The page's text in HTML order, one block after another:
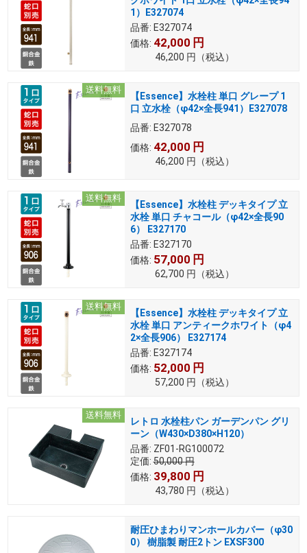
1）E327074
品番: E327074
価格: 42,000 円
46,200 円 （税込）
送料無料
【Essence】水栓柱 単口 グレープ 1
口 立水栓（φ42×全長941）E327078
品番: E327078
価格: 42,000 円
46,200 円 （税込）
送料無料
【Essence】水栓柱 デッキタイプ 立
水栓 単口 チャコール（φ42×全長90
6） E327170
品番: E327170
価格: 57,000 円
62,700 円 （税込）
送料無料
【Essence】水栓柱 デッキタイプ 立
水栓 単口 アンティークホワイト（φ4
2×全長906） E327174
品番: E327174
価格: 52,000 円
57,200 円 （税込）
送料無料
レトロ 水栓柱パン ガーデンパン グリ
ーン（W430×D380×H120）
品番: ZF01-RG100072
定価: 50,000円
価格: 39,800 円
43,780 円 （税込）
耐圧ひまわりマンホールカバー（φ30
0） 樹脂製 耐圧2トン EXSF300